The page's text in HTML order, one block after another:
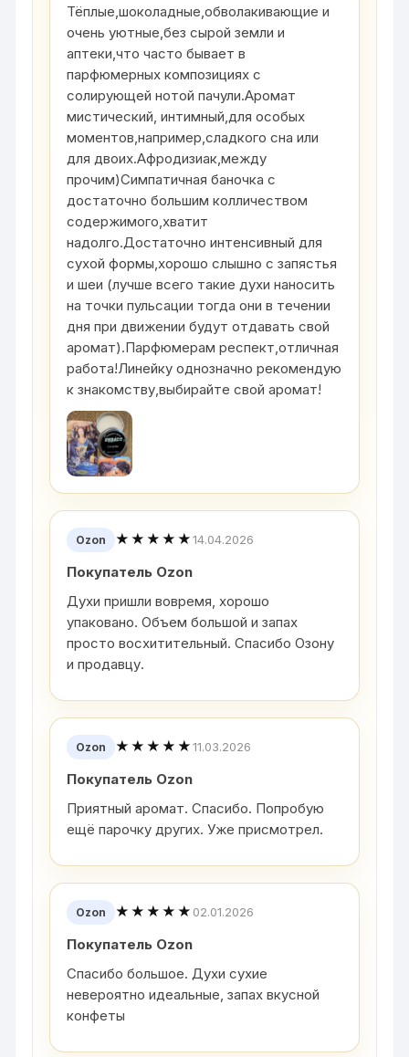
Тёплые,шоколадные,обволакивающие и
очень уютные,без сырой земли и
аптеки,что часто бывает в
парфюмерных композициях с
солирующей нотой пачули.Аромат
мистический, интимный,для особых
моментов,например,сладкого сна или
для двоих.Афродизиак,между
прочим)Симпатичная баночка с
достаточно большим колличеством
содержимого,хватит
надолго.Достаточно интенсивный для
сухой формы,хорошо слышно с запястья
и шеи (лучше всего такие духи наносить
на точки пульсации тогда они в течении
дня при движении будут отдавать свой
аромат).Парфюмерам респект,отличная
работа!Линейку однозначно рекомендую
к знакомству,выбирайте свой аромат!
Ozon ★★★★★14.04.2026
Покупатель Ozon
Духи пришли вовремя, хорошо
упаковано. Объем большой и запах
просто восхитительный. Спасибо Озону
и продавцу.
Ozon ★★★★★11.03.2026
Покупатель Ozon
Приятный аромат. Спасибо. Попробую
ещё парочку других. Уже присмотрел.
Ozon ★★★★★ 02.01.2026
Покупатель Ozon
Спасибо большое. Духи сухие
невероятно идеальные, запах вкусной
конфеты